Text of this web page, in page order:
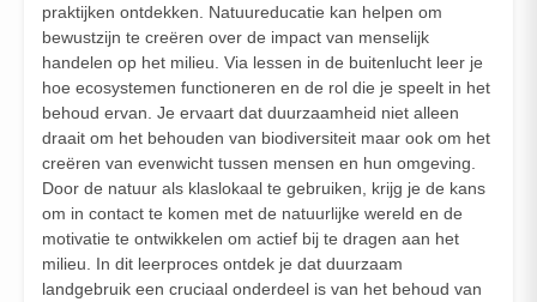
praktijken ontdekken. Natuureducatie kan helpen om
bewustzijn te creëren over de impact van menselijk
handelen op het milieu. Via lessen in de buitenlucht leer je
hoe ecosystemen functioneren en de rol die je speelt in het
behoud ervan. Je ervaart dat duurzaamheid niet alleen
draait om het behouden van biodiversiteit maar ook om het
creëren van evenwicht tussen mensen en hun omgeving.
Door de natuur als klaslokaal te gebruiken, krijg je de kans
om in contact te komen met de natuurlijke wereld en de
motivatie te ontwikkelen om actief bij te dragen aan het
milieu. In dit leerproces ontdek je dat duurzaam
landgebruik een cruciaal onderdeel is van het behoud van